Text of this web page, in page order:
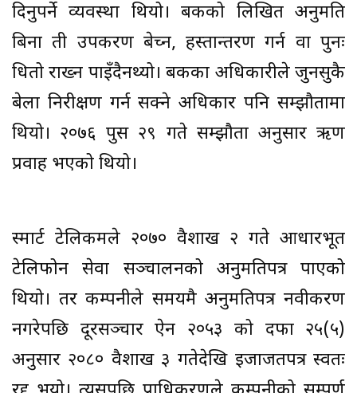
दिनुपर्ने व्यवस्था थियो। बैंकको लिखित अनुमति
बिना ती उपकरण बेच्न, हस्तान्तरण गर्न वा पुनः
धितो राख्न पाइँदैनथ्यो। बैंकका अधिकारीले जुनसुकै
बेला निरीक्षण गर्न सक्ने अधिकार पनि सम्झौतामा
थियो। २०७६ पुस २९ गते सम्झौता अनुसार ऋण
प्रवाह भएको थियो।
स्मार्ट टेलिकमले २०७० वैशाख २ गते आधारभूत
टेलिफोन सेवा सञ्चालनको अनुमतिपत्र पाएको
थियो। तर कम्पनीले समयमै अनुमतिपत्र नवीकरण
नगरेपछि दूरसञ्चार ऐन २०५३ को दफा २५(५)
अनुसार २०८० वैशाख ३ गतेदेखि इजाजतपत्र स्वतः